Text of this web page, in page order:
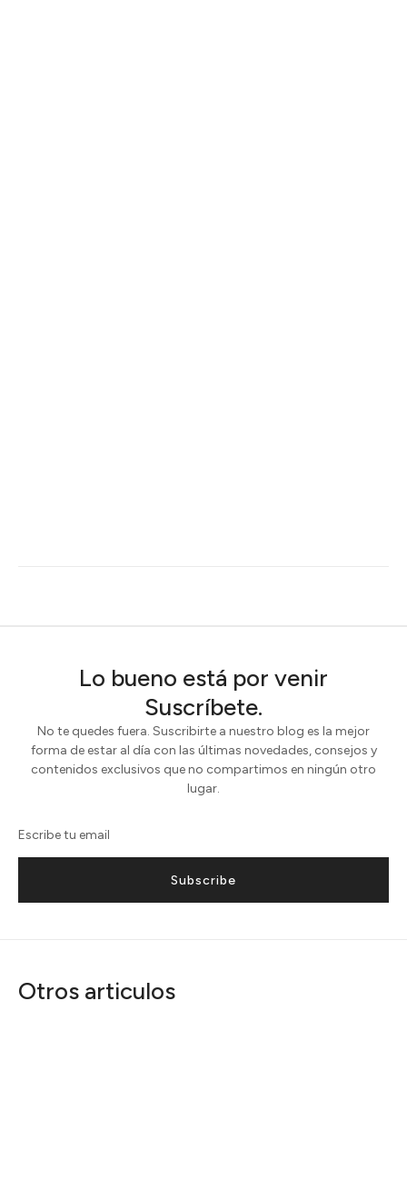
Lo bueno está por venir
Suscríbete.
No te quedes fuera. Suscribirte a nuestro blog es la mejor
forma de estar al día con las últimas novedades, consejos y
contenidos exclusivos que no compartimos en ningún otro
lugar.
Subscribe
Otros articulos